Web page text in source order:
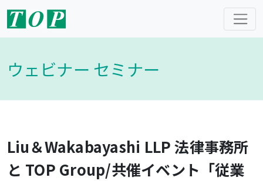
ウェビナー セミナー
Liu＆Wakabayashi LLP 法律事務所
と TOP Group/共催イベント「従業